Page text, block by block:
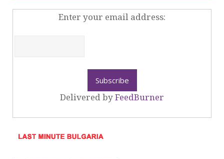
Enter your email address:
Delivered by FeedBurner